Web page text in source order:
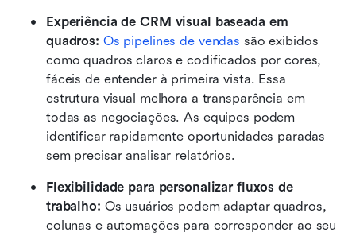
Experiência de CRM visual baseada em
quadros: Os pipelines de vendas são exibidos
como quadros claros e codificados por cores,
fáceis de entender à primeira vista. Essa
estrutura visual melhora a transparência em
todas as negociações. As equipes podem
identificar rapidamente oportunidades paradas
sem precisar analisar relatórios.
Flexibilidade para personalizar fluxos de
trabalho: Os usuários podem adaptar quadros,
colunas e automações para corresponder ao seu